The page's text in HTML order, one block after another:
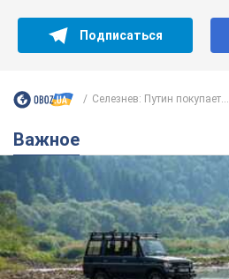
Подписаться
Селезнев: Путин покупает...
Важное